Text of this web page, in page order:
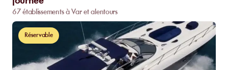
67 établissements à Var et alentours
Réservable